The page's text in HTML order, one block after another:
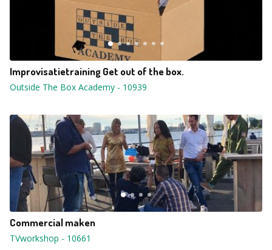
Improvisatietraining Get out of the box.
Outside The Box Academy - 10939
Commercial maken
TVworkshop - 10661